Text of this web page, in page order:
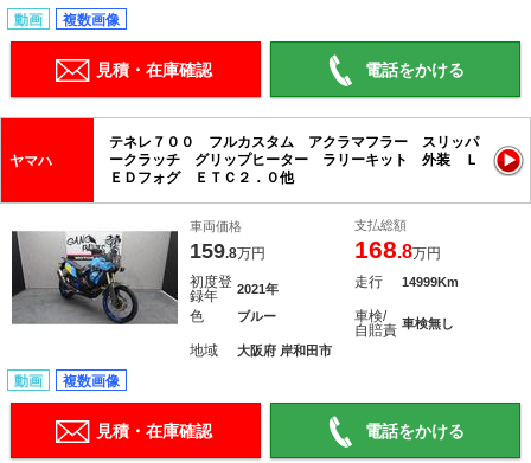
動画 複数画像
見積・在庫確認 電話をかける
ヤマハ
テネレ７００ フルカスタム アクラマフラー スリッパ
ークラッチ グリップヒーター ラリーキット 外装 Ｌ
ＥＤフォグ ＥＴＣ２．０他
車両価格
159.8万円
支払総額
168.8万円
初度登
録年
2021年 走行 14999Km
色 ブルー
車検/
自賠責 車検無し
地域 大阪府 岸和田市
動画 複数画像
見積・在庫確認 電話をかける